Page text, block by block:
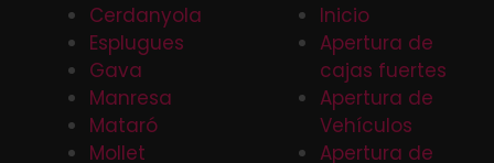
Cerdanyola
Esplugues
Gava
Manresa
Mataró
Mollet
Inicio
Apertura de
cajas fuertes
Apertura de
Vehículos
Apertura de